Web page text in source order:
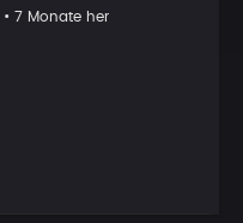
• 7 Monate her